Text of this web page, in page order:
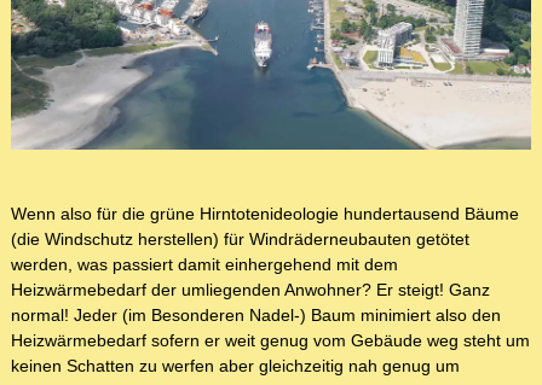
Wenn also für die grüne Hirntotenideologie hundertausend Bäume
(die Windschutz herstellen) für Windräderneubauten getötet
werden, was passiert damit einhergehend mit dem
Heizwärmebedarf der umliegenden Anwohner? Er steigt! Ganz
normal! Jeder (im Besonderen Nadel-) Baum minimiert also den
Heizwärmebedarf sofern er weit genug vom Gebäude weg steht um
keinen Schatten zu werfen aber gleichzeitig nah genug um